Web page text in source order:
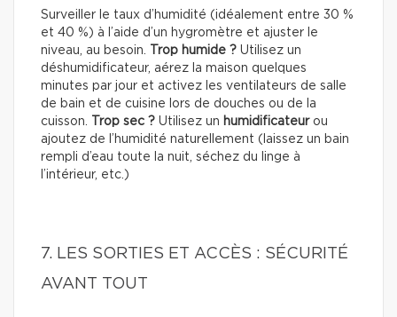
Surveiller le taux d’humidité (idéalement entre 30 %
et 40 %) à l’aide d’un hygromètre et ajuster le
niveau, au besoin.
Trop humide ? Utilisez un
déshumidificateur, aérez la maison quelques
minutes par jour et activez les ventilateurs de salle
de bain et de cuisine lors de douches ou de la
cuisson.
Trop sec ? Utilisez un humidificateurou
ajoutez de l’humidité naturellement (laissez un bain
rempli d’eau toute la nuit, séchez du linge à
l’intérieur, etc.)
7. LES SORTIES ET ACCÈS : SÉCURITÉ
AVANT TOUT